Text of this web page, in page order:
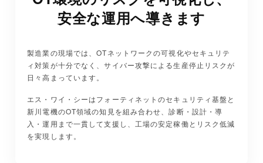
安全な運用へ導きます
製造業の現場では、OTネットワークの可視化やセキュリテ
ィ対策が十分でなく、サイバー攻撃による生産停止リスクが
日々高まっています。
エス・ワイ・シーはフォーティネットのセキュリティ基盤と
新川電機のOT領域の知見を組み合わせ、診断・設計・導
入・運用まで一貫して支援し、工場の安定稼働とリスク低減
を実現します。